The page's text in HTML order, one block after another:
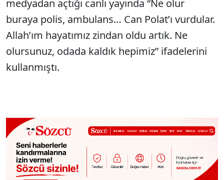
medyadan açtığı canlı yayında “Ne olur
buraya polis, ambulans… Can Polat’ı vurdular.
Allah’ım hayatımız zindan oldu artık. Ne
olursunuz, odada kaldık hepimiz” ifadelerini
kullanmıştı.